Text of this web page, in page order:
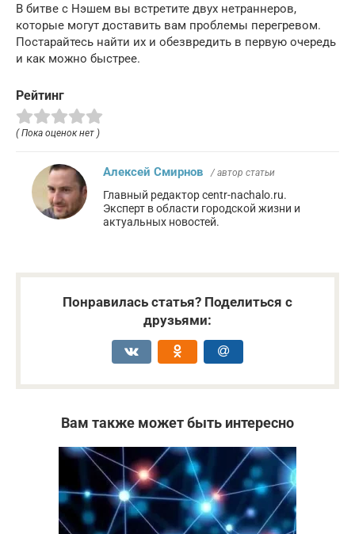
В битве с Нэшем вы встретите двух нетраннеров,
которые могут доставить вам проблемы перегревом.
Постарайтесь найти их и обезвредить в первую очередь
и как можно быстрее.
Рейтинг
( Пока оценок нет )
Алексей Смирнов / автор статьи
Главный редактор centr-nachalo.ru.
Эксперт в области городской жизни и
актуальных новостей.
Понравилась статья? Поделиться с
друзьями:
Вам также может быть интересно